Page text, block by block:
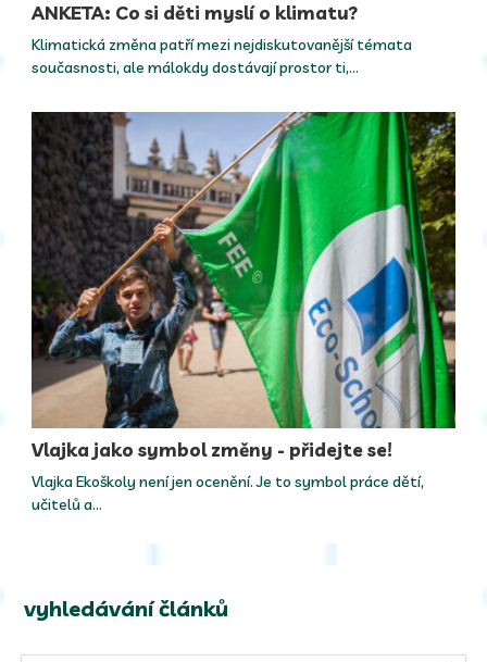
ANKETA: Co si děti myslí o klimatu?
Klimatická změna patří mezi nejdiskutovanější témata
současnosti, ale málokdy dostávají prostor ti,…
Vlajka jako symbol změny - přidejte se!
Vlajka Ekoškoly není jen ocenění. Je to symbol práce dětí,
učitelů a…
vyhledávání článků